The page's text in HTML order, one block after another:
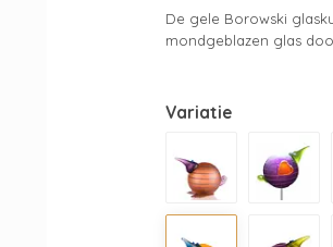
De gele Borowski
mondgeblazen glas
Variatie